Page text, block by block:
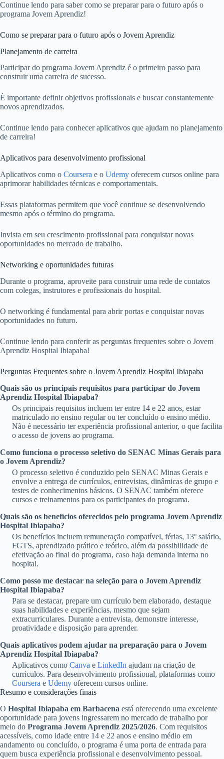
Continue lendo para saber como se preparar para o futuro após o
programa Jovem Aprendiz!
Como se preparar para o futuro após o Jovem Aprendiz
Planejamento de carreira
Participar do programa Jovem Aprendiz é o primeiro passo para
construir uma carreira de sucesso.
É importante definir objetivos profissionais e buscar constantemente
novos aprendizados.
Continue lendo para conhecer aplicativos que ajudam no planejamento
de carreira!
Aplicativos para desenvolvimento profissional
Aplicativos como o Coursera e o Udemy oferecem cursos online para
aprimorar habilidades técnicas e comportamentais.
Essas plataformas permitem que você continue se desenvolvendo
mesmo após o término do programa.
Invista em seu crescimento profissional para conquistar novas
oportunidades no mercado de trabalho.
Networking e oportunidades futuras
Durante o programa, aproveite para construir uma rede de contatos
com colegas, instrutores e profissionais do hospital.
O networking é fundamental para abrir portas e conquistar novas
oportunidades no futuro.
Continue lendo para conferir as perguntas frequentes sobre o Jovem
Aprendiz Hospital Ibiapaba!
Perguntas Frequentes sobre o Jovem Aprendiz Hospital Ibiapaba
Quais são os principais requisitos para participar do Jovem
Aprendiz Hospital Ibiapaba?
Os principais requisitos incluem ter entre 14 e 22 anos, estar
matriculado no ensino regular ou ter concluído o ensino médio.
Não é necessário ter experiência profissional anterior, o que facilita
o acesso de jovens ao programa.
Como funciona o processo seletivo do SENAC Minas Gerais para
o Jovem Aprendiz?
O processo seletivo é conduzido pelo SENAC Minas Gerais e
envolve a entrega de currículos, entrevistas, dinâmicas de grupo e
testes de conhecimentos básicos. O SENAC também oferece
cursos e treinamentos para os participantes do programa.
Quais são os benefícios oferecidos pelo programa Jovem Aprendiz
Hospital Ibiapaba?
Os benefícios incluem remuneração compatível, férias, 13º salário,
FGTS, aprendizado prático e teórico, além da possibilidade de
efetivação ao final do programa, caso haja demanda interna no
hospital.
Como posso me destacar na seleção para o Jovem Aprendiz
Hospital Ibiapaba?
Para se destacar, prepare um currículo bem elaborado, destaque
suas habilidades e experiências, mesmo que sejam
extracurriculares. Durante a entrevista, demonstre interesse,
proatividade e disposição para aprender.
Quais aplicativos podem ajudar na preparação para o Jovem
Aprendiz Hospital Ibiapaba?
Aplicativos como Canva e LinkedIn ajudam na criação de
currículos. Para desenvolvimento profissional, plataformas como
Coursera e Udemy oferecem cursos online.
Resumo e considerações finais
O Hospital Ibiapaba em Barbacena está oferecendo uma excelente
oportunidade para jovens ingressarem no mercado de trabalho por
meio do Programa Jovem Aprendiz 2025/2026. Com requisitos
acessíveis, como idade entre 14 e 22 anos e ensino médio em
andamento ou concluído, o programa é uma porta de entrada para
quem busca experiência profissional e desenvolvimento pessoal.